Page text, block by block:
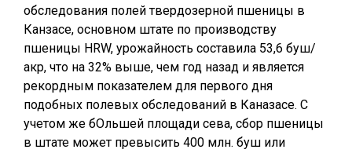
обследования полей твердозерной пшеницы в
Канзасе, основном штате по производству
пшеницы HRW, урожайность составила 53,6 буш/
акр, что на 32% выше, чем год назад и является
рекордным показателем для первого дня
подобных полевых обследований в Каназасе. С
учетом же бОльшей площади сева, сбор пшеницы
в штате может превысить 400 млн. буш или